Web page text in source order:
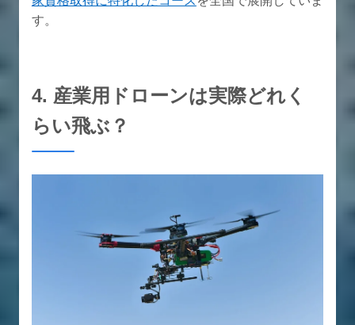
す。
4. 産業用ドローンは実際どれく
らい飛ぶ？